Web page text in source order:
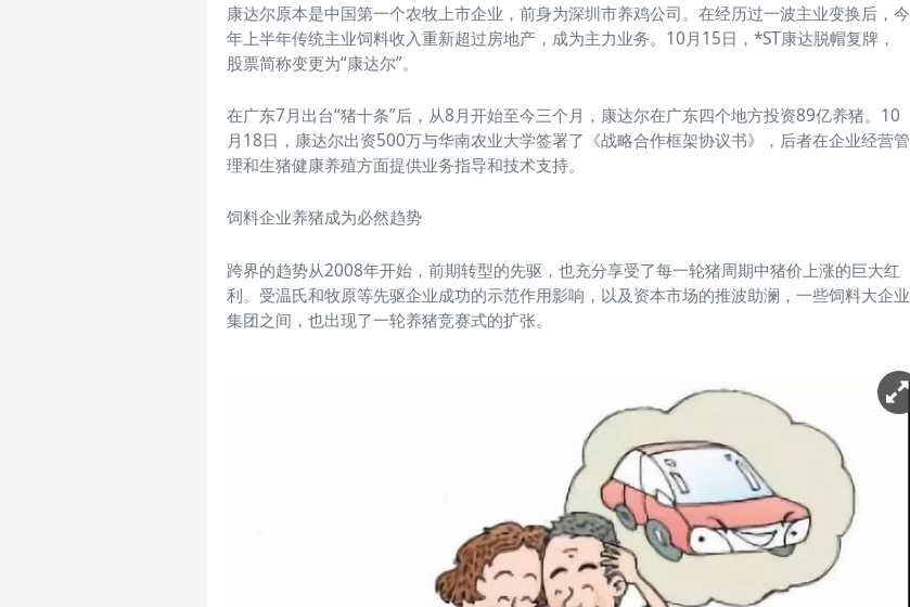
康达尔原本是中国第一个农牧上市企业，前身为深圳市养鸡公司。在经历过一波主业变换后，今
年上半年传统主业饲料收入重新超过房地产，成为主力业务。10月15日，*ST康达脱帽复牌，
股票简称变更为“康达尔”。
在广东7月出台“猪十条”后，从8月开始至今三个月，康达尔在广东四个地方投资89亿养猪。10
月18日，康达尔出资500万与华南农业大学签署了《战略合作框架协议书》，后者在企业经营管
理和生猪健康养殖方面提供业务指导和技术支持。
饲料企业养猪成为必然趋势
跨界的趋势从2008年开始，前期转型的先驱，也充分享受了每一轮猪周期中猪价上涨的巨大红
利。受温氏和牧原等先驱企业成功的示范作用影响，以及资本市场的推波助澜，一些饲料大企业
集团之间，也出现了一轮养猪竞赛式的扩张。